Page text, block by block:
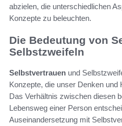
abzielen, die unterschiedlichen
Konzepte zu beleuchten.
Die Bedeutung von
Selbstzweifeln
Selbstvertrauen und
Konzepte, die unser Denken und
Das Verhältnis zwischen diesen
Lebensweg einer Person
Auseinandersetzung mit